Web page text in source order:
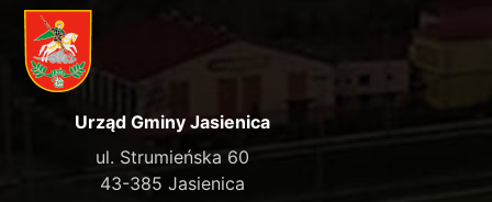
Urząd Gminy Jasienica
ul. Strumieńska 60
43-385 Jasienica